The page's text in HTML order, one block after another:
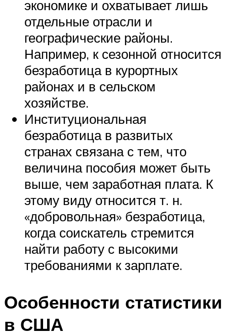
экономике и охватывает лишь
отдельные отрасли и
географические районы.
Например, к сезонной относится
безработица в курортных
районах и в сельском
хозяйстве.
Институциональная
безработица в развитых
странах связана с тем, что
величина пособия может быть
выше, чем заработная плата. К
этому виду относится т. н.
«добровольная» безработица,
когда соискатель стремится
найти работу с высокими
требованиями к зарплате.
Особенности статистики
в США